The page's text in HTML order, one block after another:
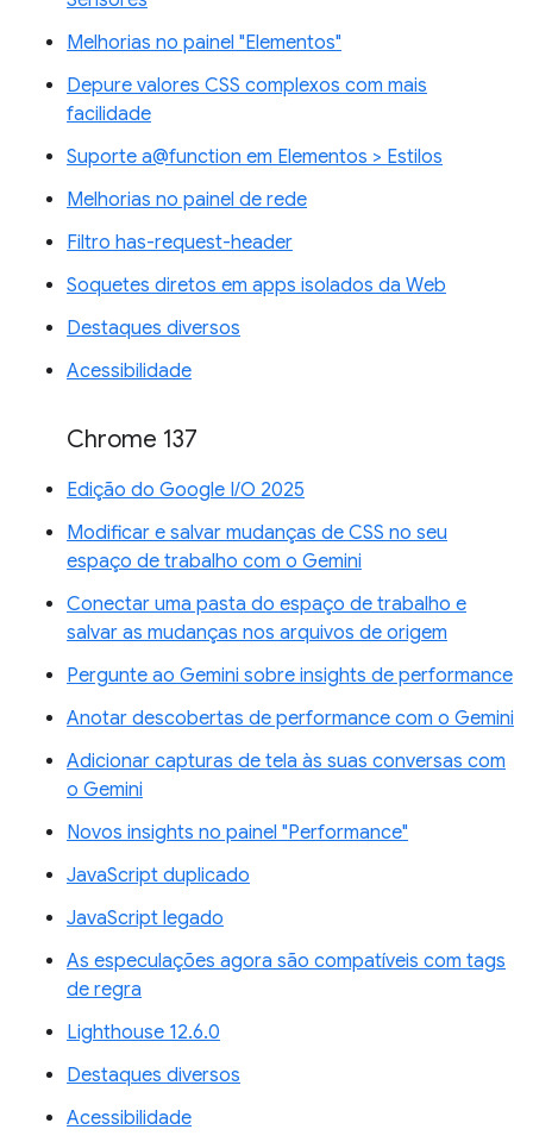
Melhorias no painel "Elementos"
Depure valores CSS complexos com mais
facilidade
Suporte a@function em Elementos > Estilos
Melhorias no painel de rede
Filtro has-request-header
Soquetes diretos em apps isolados da Web
Destaques diversos
Acessibilidade
Chrome 137
Edição do Google I/O 2025
Modificar e salvar mudanças de CSS no seu
espaço de trabalho com o Gemini
Conectar uma pasta do espaço de trabalho e
salvar as mudanças nos arquivos de origem
Pergunte ao Gemini sobre insights de performance
Anotar descobertas de performance com o Gemini
Adicionar capturas de tela às suas conversas com
o Gemini
Novos insights no painel "Performance"
JavaScript duplicado
JavaScript legado
As especulações agora são compatíveis com tags
de regra
Lighthouse 12.6.0
Destaques diversos
Acessibilidade